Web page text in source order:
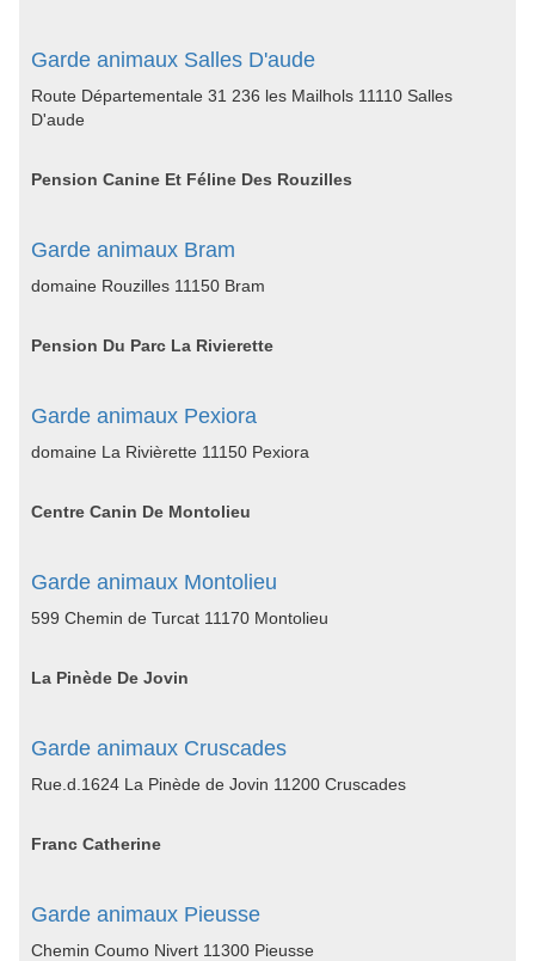
Garde animaux Salles D'aude
Route Départementale 31 236 les Mailhols 11110 Salles
D'aude
Pension Canine Et Féline Des Rouzilles
Garde animaux Bram
domaine Rouzilles 11150 Bram
Pension Du Parc La Rivierette
Garde animaux Pexiora
domaine La Rivièrette 11150 Pexiora
Centre Canin De Montolieu
Garde animaux Montolieu
599 Chemin de Turcat 11170 Montolieu
La Pinède De Jovin
Garde animaux Cruscades
Rue.d.1624 La Pinède de Jovin 11200 Cruscades
Franc Catherine
Garde animaux Pieusse
Chemin Coumo Nivert 11300 Pieusse